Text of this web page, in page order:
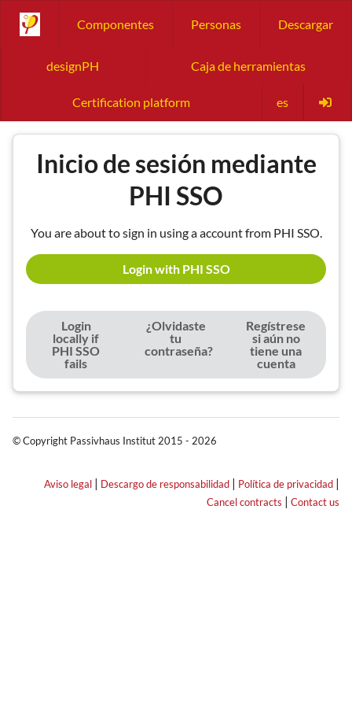
Componentes Personas Descargar
designPH Caja de herramientas
Certification platform es
Inicio de sesión mediante
PHI SSO
You are about to sign in using a account from PHI SSO.
Login with PHI SSO
Login
locally if
PHI SSO
fails
¿Olvidaste
tu
contraseña?
Regístrese
si aún no
tiene una
cuenta
© Copyright Passivhaus Institut 2015 - 2026
Aviso legal | Descargo de responsabilidad | Política de privacidad |
Cancel contracts | Contact us